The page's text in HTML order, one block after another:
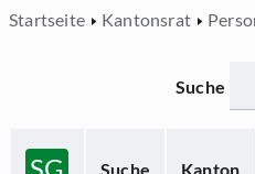
Startseite Kantonsrat
Suche Kanton
Suche